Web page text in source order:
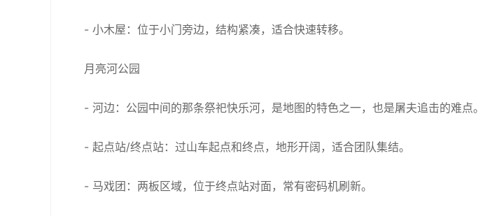
- 小木屋：位于小门旁边，结构紧凑，适合快速转移。
月亮河公园
- 河边：公园中间的那条祭祀快乐河，是地图的特色之一，也是屠夫追击的难点。
- 起点站/终点站：过山车起点和终点，地形开阔，适合团队集结。
- 马戏团：两板区域，位于终点站对面，常有密码机刷新。